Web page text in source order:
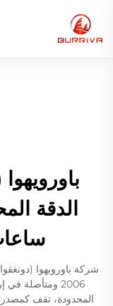
الدقة
شركة باورويهوا
2006 ومتأصلة
المحدودة، تقف كمصدر